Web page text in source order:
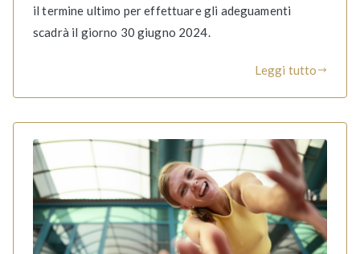
il termine ultimo per effettuare gli adeguamenti
scadrà il giorno 30 giugno 2024.
Leggi tutto